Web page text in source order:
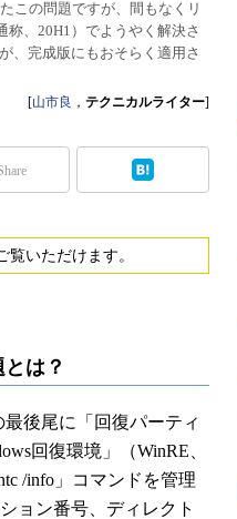
Master of
Security &
この問題ですが、間もなくリ
称、20H1）でようやく解決さ
、完成版にもおそらく適用さ
[山市良 ， テクニカルライター]
覧いただけます。
は？
後尾に「回復パーティ
回復環境」（WinRE、
/info」コマンドを管理
ョン番号、ディレクト